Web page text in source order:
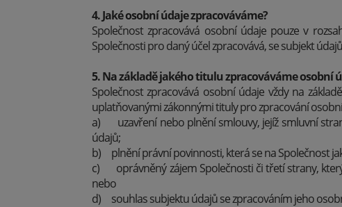
4. Jaké osobní údaje zpracováváme?
Společnost zpracovává osobní údaje pouze v
Společnosti pro daný účel zpracovává, se subjekt
5. Na základě jakého titulu zpracováváme osobní
Společnost zpracovává osobní údaje vždy na
uplatňovanými zákonnými tituly pro zpracování
a) uzavření nebo plnění smlouvy, jejíž smluvní
údajů;
b) plnění právní povinnosti, která se na Společnost
c) oprávněný zájem Společnosti či třetí strany,
nebo
d) souhlas subjektu údajů se zpracováním jeho